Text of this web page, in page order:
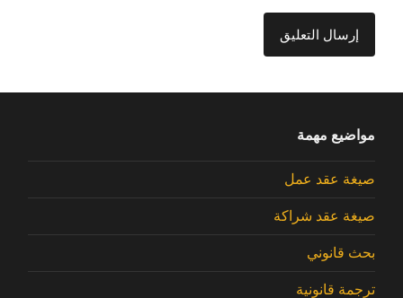
مواضيع مهمة
صيغة عقد عمل
صيغة عقد شراكة
بحث قانوني
ترجمة قانونية